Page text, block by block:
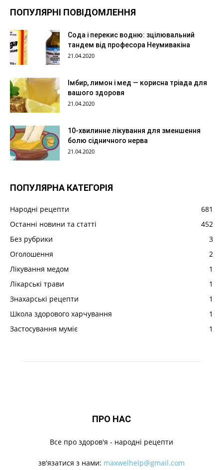
ПОПУЛЯРНІ ПОВІДОМЛЕННЯ
Сода і перекис водню: зцілювальний
тандем від професора Неумивакіна
21.04.2020
Імбир, лимон і мед — корисна тріада для
вашого здоровя
21.04.2020
10-хвилинне лікування для зменшення
болю сідничного нерва
21.04.2020
ПОПУЛЯРНА КАТЕГОРІЯ
Народні рецепти
681
Останні новини та статті
452
Без рубрики
3
Оголошення
2
Лікування медом
1
Лікарські трави
1
Знахарські рецепти
1
Школа здорового харчування
1
Застосування муміє
1
ПРО НАС
Все про здоров'я - народні рецепти
зв'язатися з нами: maxwelhelp@gmail.com